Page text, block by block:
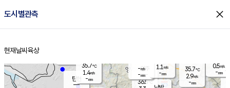
도시별관측 close
홈
현재날씨 육상
양주
36.5℃
35.7℃
2.9m/s
-mm
탄현
0.5m/s
-mm
-m/s
-mm
35.7℃
1.4m/s
-mm
1.1 m/s
-mm